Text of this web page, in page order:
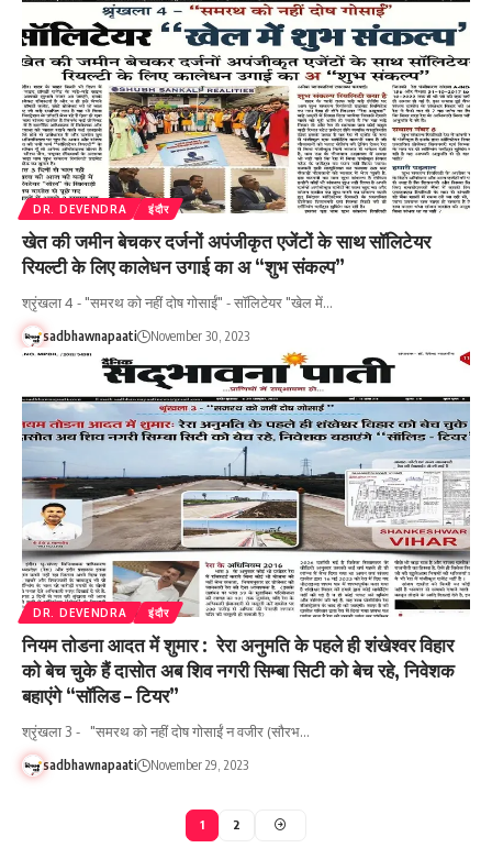
DR. DEVENDRA इंदौर
खेत की जमीन बेचकर दर्जनों अपंजीकृत एजेंटों के साथ सॉलिटेयर
रियल्टी के लिए कालेधन उगाई का अ “शुभ संकल्प”
श्रृंखला 4 - "समरथ को नहीं दोष गोसाईं" - सॉलिटेयर "खेल में…
sadbhawnapaati November 30, 2023
DR. DEVENDRA इंदौर
नियम तोडना आदत में शुमार : रेरा अनुमति के पहले ही शंखेश्वर विहार
को बेच चुके हैं दासोत अब शिव नगरी सिम्बा सिटी को बेच रहे, निवेशक
बहाएंगे “सॉलिड – टियर”
श्रृंखला 3 - "समरथ को नहीं दोष गोसाईं न वजीर (सौरभ…
sadbhawnapaati November 29, 2023
1 2